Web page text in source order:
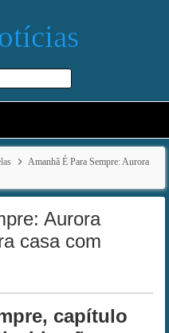
Amanhã É Para Sempre: Aurora
Aurora
casa com
capítulo